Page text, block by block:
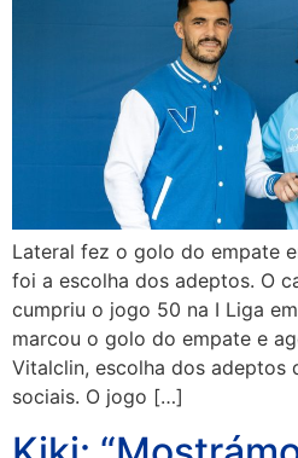
Lateral fez o golo do empate
foi a escolha dos adeptos. O
cumpriu o jogo 50 na I Liga
marcou o golo do empate e
Vitalclin, escolha dos adeptos
sociais. O jogo […]